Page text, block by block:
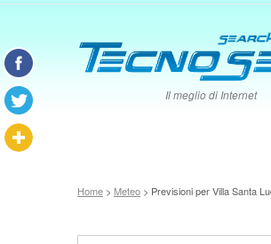
Il meglio di Internet
Home > Meteo > Previsioni per Villa Santa